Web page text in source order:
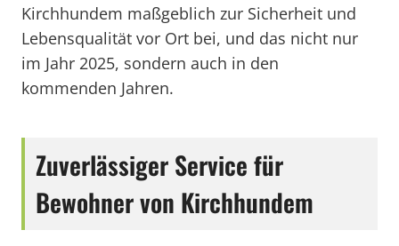
Kirchhundem maßgeblich zur Sicherheit und
Lebensqualität vor Ort bei, und das nicht nur
im Jahr 2025, sondern auch in den
kommenden Jahren.
Zuverlässiger Service für
Bewohner von Kirchhundem